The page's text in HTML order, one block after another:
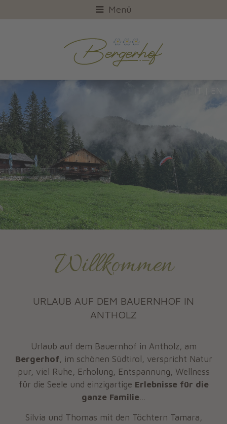
Menü
Willkommen
URLAUB AUF DEM BAUERNHOF IN
ANTHOLZ
Urlaub auf dem Bauernhof in Antholz, am
Bergerhof , im schönen Südtirol, verspricht Natur
pur, viel Ruhe, Erholung, Entspannung, Wellness
für die Seele und einzigartige Erlebnisse für die
ganze Familie…
Silvia und Thomas mit den Töchtern Tamara,